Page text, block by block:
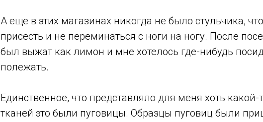
А еще в этих магазинах никогда не было стульчика,
присесть и не переминаться с ноги на ногу. После
был выжат как лимон и мне хотелось где-нибудь
полежать.
Единственное, что представляло для меня хоть какой-
тканей это были пуговицы. Образцы пуговиц были